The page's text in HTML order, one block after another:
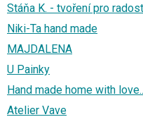
Stáňa K. - tvoření pro radost
Niki-Ta hand made
MAJDALENA
U Painky
Hand made home with
Atelier Vave